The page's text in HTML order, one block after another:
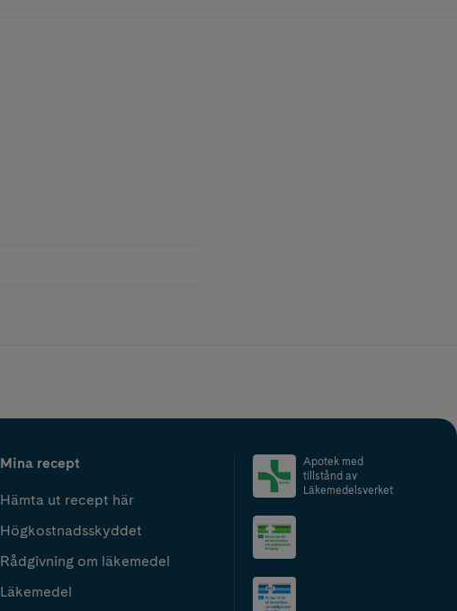
Mina recept
Hämta ut recept här
Högkostnadsskyddet
Rådgivning om läkemedel
Läkemedel
Apotek med
tillstånd av
Läkemedelsverket